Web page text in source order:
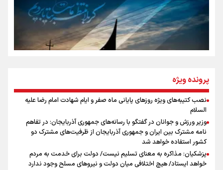
روایت ایران از کنار مردم
جمله‌ای که بغض چهارماهه را شکست؛ «آهای مردم، آقا از
تهران رفتند»
سه حسرتی که به دلم ماند
اینفو برنا / توصیه‌هایی طلایی برای پیاده روی اربعین
پرونده ویژه
نصب کتیبه‌های ویژه روزهای پایانی ماه صفر و ایام شهادت امام رضا علیه
السلام
وزیر ورزش و جوانان در گفتگو با رسانه‌های جمهوری آذربایجان: در تفاهم
نامه مشترک بین ایران و جمهوری آذربایجان از ظرفیت‌های مشترک دو
کشور استفاده خواهد شد
پزشکیان: مذاکره به معنای تسلیم نیست/ دولت برای خدمت به مردم
خواهد ایستاد/ هیچ اختلافی میان دولت و نیروهای مسلح وجود ندارد